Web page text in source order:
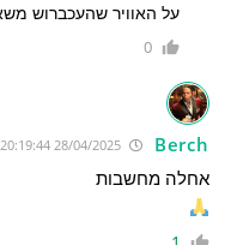
על האוויר שהעכברוש
0
Berch
אחלה מחשבות